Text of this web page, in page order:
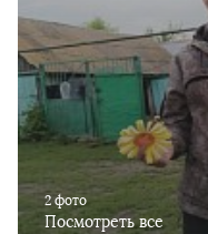
2 фото
Посмотреть все